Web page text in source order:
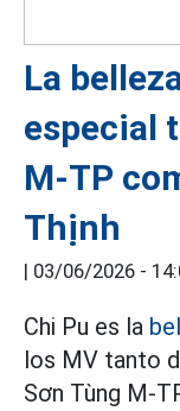
La
especial
M-TP
Thịnh
| 03/06/2026 -
Chi Pu es la
los MV tanto
Sơn Tùng M-